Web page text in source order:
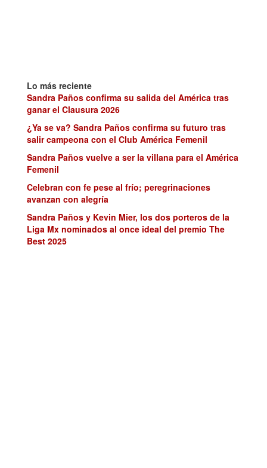
Lo más reciente
Sandra Paños confirma su salida del América tras
ganar el Clausura 2026
¿Ya se va? Sandra Paños confirma su futuro tras
salir campeona con el Club América Femenil
Sandra Paños vuelve a ser la villana para el América
Femenil
Celebran con fe pese al frío; peregrinaciones
avanzan con alegría
Sandra Paños y Kevin Mier, los dos porteros de la
Liga Mx nominados al once ideal del premio The
Best 2025